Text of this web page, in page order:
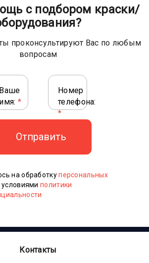
с подбором краски/
проконсультируют Вас по любым
вопросам
Ваше
имя: *
Номер
телефона:
*
на обработкуперсональных
условиямиполитики
Контакты